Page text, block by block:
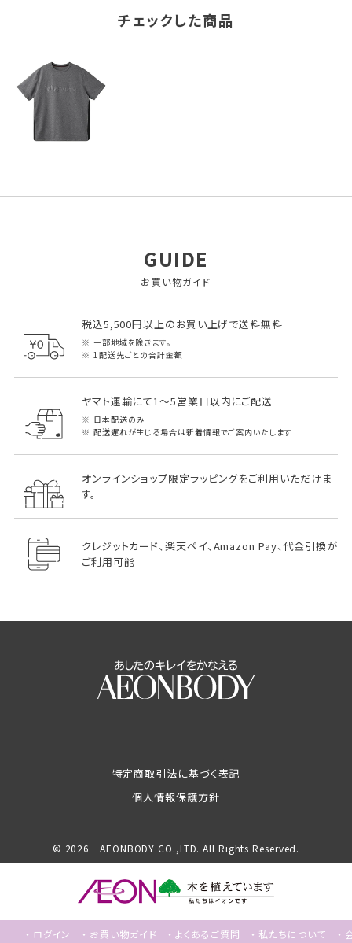
チェックした商品
GUIDE
お買い物ガイド
税込5,500円以上のお買い上げで送料無料
一部地域を除きます。
1配送先ごとの合計金額
ヤマト運輸にて1～5営業日以内にご配送
日本配送のみ
配送遅れが生じる場合は新着情報でご案内いたします
オンラインショップ限定ラッピングをご利用いただけま
す。
クレジットカード、楽天ペイ、Amazon Pay、代金引換が
ご利用可能
ログイン お買い物ガイド よくあるご質問 私たちについて
特定商取引法に基づく表記
個人情報保護方針
© 2026 AEONBODY CO.,LTD. All Rights Reserved.